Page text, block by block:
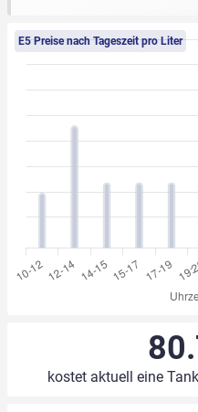
E5 Preise nach Tageszeit pro Liter
kostet aktuell eine